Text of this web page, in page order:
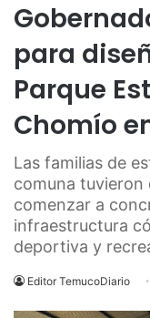
para
Parque
Chomío
Las familias de
comuna tuvieron
comenzar a
infraestructura
deportiva y
Editor TemucoDiario